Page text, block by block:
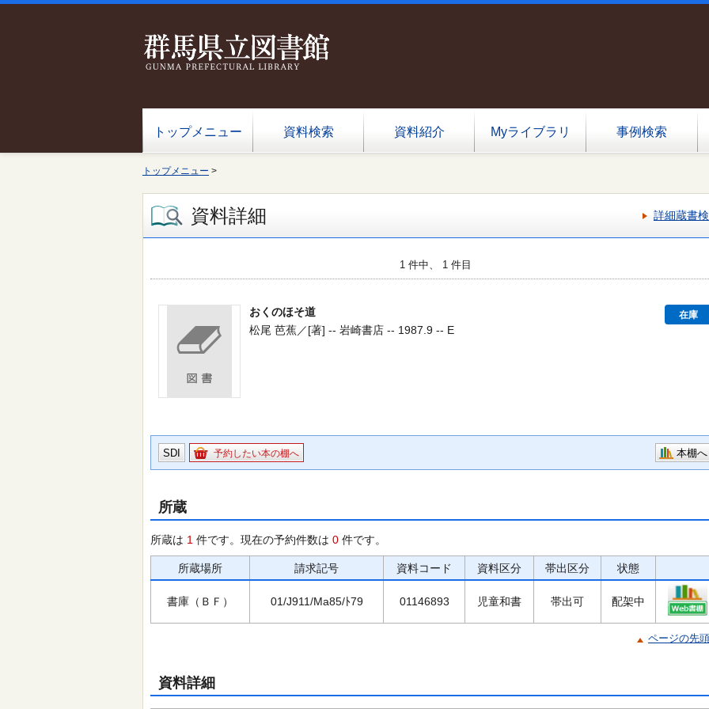
トップメニュー 資料検索 資料紹介 Myライブラリ 事例検索
トップメニュー >
資料詳細 詳細蔵書
1 件中、 1 件目
おくのほそ道 在庫
松尾 芭蕉／[著] -- 岩崎書店 -- 1987.9 -- E
SDI 予約したい本の棚へ 本棚へ
所蔵
所蔵は 1 件です。現在の予約件数は 0 件です。
所蔵場所 請求記号 資料コード 資料区分 帯出区分 状態
書庫（ＢＦ） 01/J911/Ma85/ﾄ79 01146893 児童和書 帯出可 配架中
ページの先
資料詳細